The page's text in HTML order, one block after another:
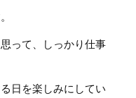
って、しっかり仕事
日を楽しみにしてい